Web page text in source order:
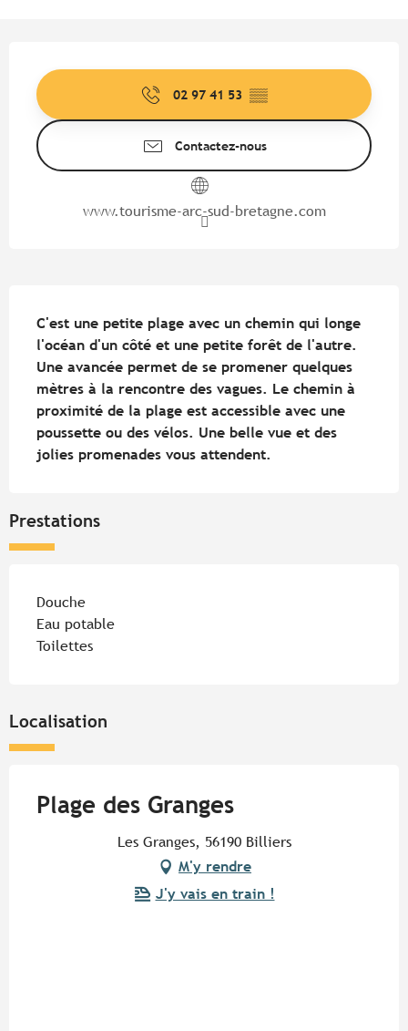
02 97 41 53 ▒▒
Contactez-nous
www.tourisme-arc-sud-bretagne.com
C'est une petite plage avec un chemin qui longe
l'océan d'un côté et une petite forêt de l'autre.
Une avancée permet de se promener quelques
mètres à la rencontre des vagues. Le chemin à
proximité de la plage est accessible avec une
poussette ou des vélos. Une belle vue et des
jolies promenades vous attendent.
Prestations
Douche
Eau potable
Toilettes
Localisation
Plage des Granges
Les Granges, 56190 Billiers
M'y rendre
J'y vais en train !